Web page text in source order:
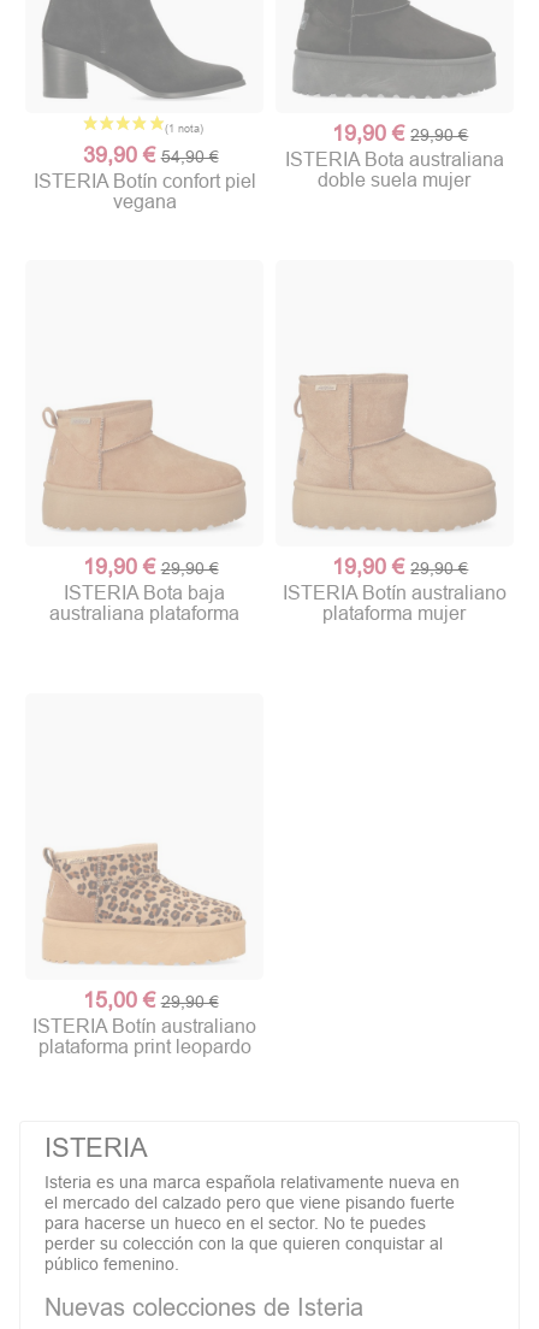
39,90 € 54,90 €
ISTERIA Botín confort piel
vegana
19,90 € 29,90 €
ISTERIA Bota australiana
doble suela mujer
19,90 € 29,90 €
ISTERIA Bota baja
australiana plataforma
19,90 € 29,90 €
ISTERIA Botín australiano
plataforma mujer
15,00 € 29,90 €
ISTERIA Botín australiano
plataforma print leopardo
ISTERIA
Isteria es una marca española relativamente nueva en
el mercado del calzado pero que viene pisando fuerte
para hacerse un hueco en el sector. No te puedes
perder su colección con la que quieren conquistar al
público femenino.
Nuevas colecciones de Isteria